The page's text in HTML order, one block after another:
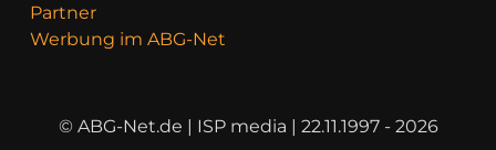
Partner
Werbung im ABG-Net
© ABG-Net.de | ISP media | 22.11.1997 - 2026